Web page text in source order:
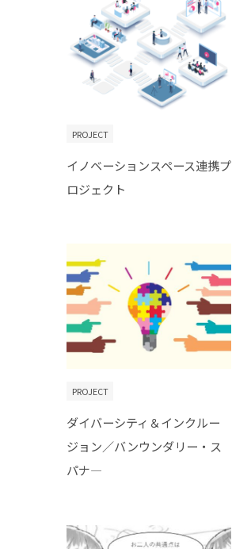
PROJECT
イノベーションスペース連携プ
ロジェクト
PROJECT
ダイバーシティ＆インクルー
ジョン／バンウンダリー・ス
パナ―